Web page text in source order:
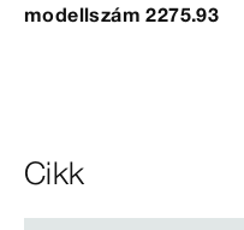
modellszám 2275.93
Cikk